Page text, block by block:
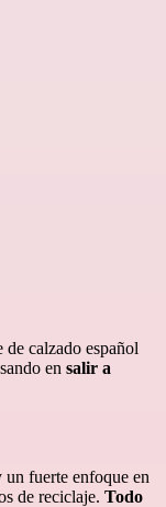
de calzado español
en salir a
un fuerte enfoque en
de reciclaje. Todo